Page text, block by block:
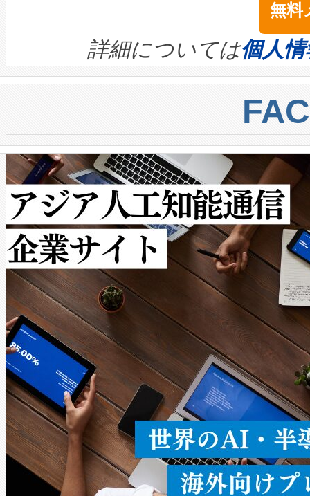
きます。この効率性は、フェ
ます。 Voltaiq provides a
quality and reliability for AI
BESS stack to ensure battery
centers. Voltaiqは、ai&のAI
からシステム統合、試運転、
クルの各段階のデータを監視
[…]
イズの小径化を実現すること
す。ノーマルモードでは、
ートル先まで検出でき、これ
トに対して約600メートルに
では、反射率10％のターゲッ
で向上し、最大検知距離は
ットだけで最大1キロメート
ルの変電所周囲を監視でき、
作業と点群処理を簡素化でき
Avia 2は、2種類のFOVオプシ
× 80°のノーマルモード、長
ードを切り替えて使用するこ
ることなく、単一のデバイス
うにします。遠距離まで届く
密度なスキャ […]
無料
詳細については個人